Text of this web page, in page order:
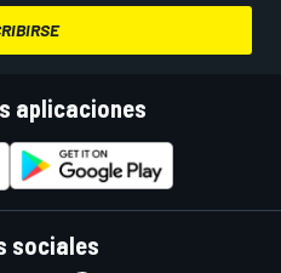
aplicaciones
sociales